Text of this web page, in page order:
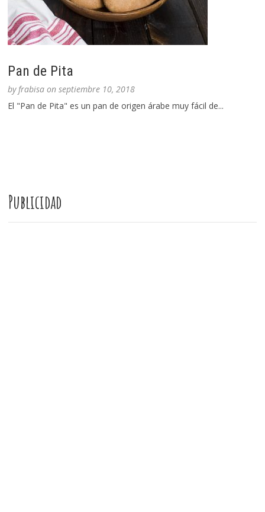
Pan de Pita
byfrabisa onseptiembre 10, 2018
El "Pan de Pita" es un pan de origen árabe muy fácil de...
Publicidad